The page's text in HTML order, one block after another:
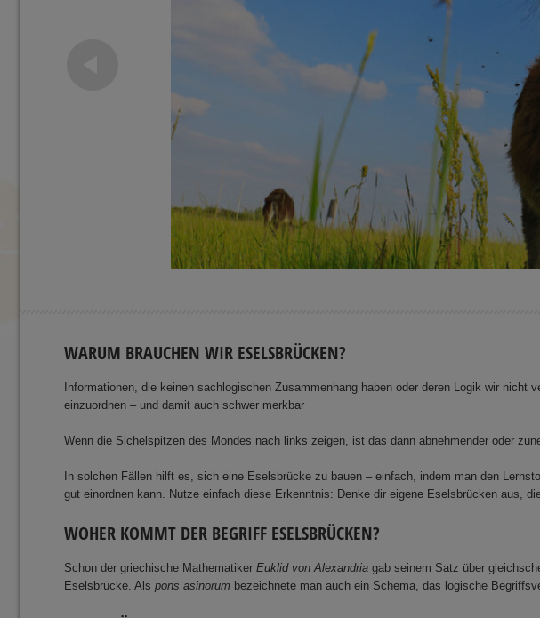
WARUM BRAUCHEN WIR ESELSBRÜCKEN?
Informationen, die keinen sachlogischen Zusammenhang haben oder deren Logik wir nicht
einzuordnen – und damit auch schwer merkbar
Wenn die Sichelspitzen des Mondes nach links zeigen, ist das dann abnehmender oder
In solchen Fällen hilft es, sich eine Eselsbrücke zu bauen – einfach, indem man den
gut einordnen kann. Nutze einfach diese Erkenntnis: Denke dir eigene Eselsbrücken aus,
WOHER KOMMT DER BEGRIFF ESELSBRÜCKEN?
Schon der griechische Mathematiker Euklid von Alexandria gab seinem Satz über
Eselsbrücke. Als pons asinorum bezeichnete man auch ein Schema, das logische